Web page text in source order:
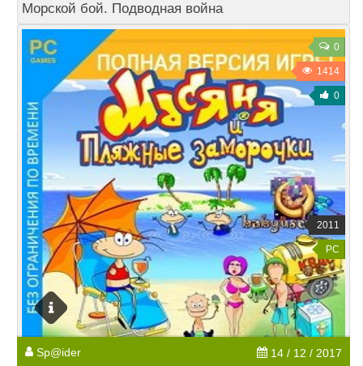
Морской бой. Подводная война
0
1414
0
2011
PC
Sp@ider 14 / 12 / 2017